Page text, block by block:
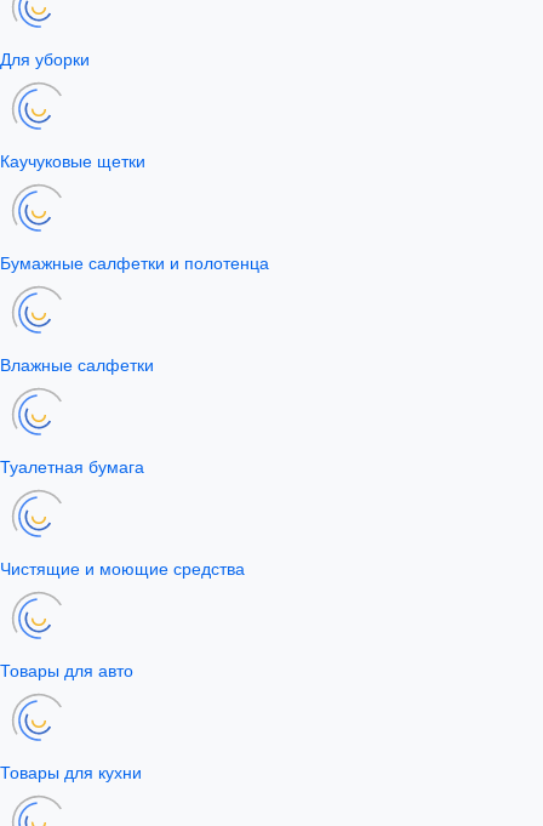
Для уборки
Каучуковые щетки
Бумажные салфетки и полотенца
Влажные салфетки
Туалетная бумага
Чистящие и моющие средства
Товары для авто
Товары для кухни